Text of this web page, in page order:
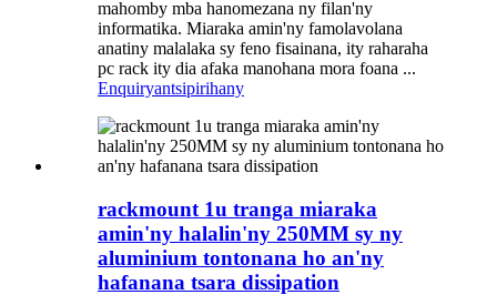
mahomby mba hanomezana ny filan'ny
informatika. Miaraka amin'ny famolavolana
anatiny malalaka sy feno fisainana, ity raharaha
pc rack ity dia afaka manohana mora foana ...
Enquiryantsipirihany
rackmount 1u tranga miaraka
amin'ny halalin'ny 250MM sy ny
aluminium tontonana ho an'ny
hafanana tsara dissipation